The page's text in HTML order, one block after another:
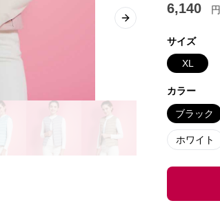
Next slide
6,140 円
サイズ
XL
カラー
ブラック
ホワイト